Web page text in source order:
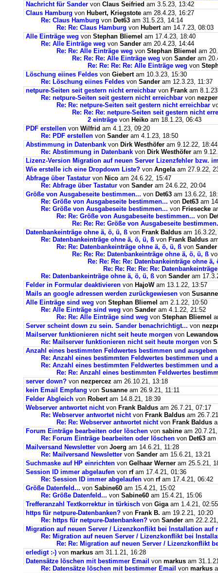
Nachricht für Sander von Claus Seifried am 3.5.23, 13:42
Claus Hamburg von Hubert, Kriegstote am 28.4.23, 16:27
Re: Claus Hamburg von Det63 am 31.5.23, 14:14
Re: Re: Claus Hamburg von Hubertam 14.7.23, 08:03
Alle Einträge weg von Stephan Bliemel am 17.4.23, 18:40
Re: Alle Einträge weg von Sander am 20.4.23, 14:44
Re: Re: Alle Einträge weg von Stephan Bliemel am
Re: Re: Re: Alle Einträge weg von Sander am
Re: Re: Re: Re: Alle Einträge weg von
Löschung eiines Feldes von Giebertam 10.3.23, 15:30
Re: Löschung eiines Feldes von Sander am 12.3.23, 11:37
netpure-Seiten seit gestern nicht erreichbar von Frank am
Re: netpure-Seiten seit gestern nicht erreichbar von
Re: Re: netpure-Seiten seit gestern nicht erreichbar
Re: Re: Re: netpure-Seiten seit gestern nicht
2 einträge von Heiko am 18.1.23, 06:43
PDF erstellen von Wilfrid am 4.1.23, 09:20
Re: PDF erstellen von Sander am 4.1.23, 18:50
Abstimmung in Datenbank von Dirk Westhöfer am 9.12.22, 18:44
Re: Abstimmung in Datenbank von Dirk Westhöfer am
Lizenz-Version Migration auf neuen Server Lizenzfehler bzw.
Wie erstelle ich eine Dropdown Liste? von Angela am 27.9.22,
Abfrage über Tastatur von Nico am 24.6.22, 15:47
Re: Abfrage über Tastatur von Sander am 24.6.22, 20:04
Größe von Ausgabeseite bestimmen... von Det63 am 13.6.22,
Re: Größe von Ausgabeseite bestimmen... von Det63 am
Re: Größe von Ausgabeseite bestimmen... von Friesecke
Re: Re: Größe von Ausgabeseite bestimmen... von
Re: Re: Re: Größe von Ausgabeseite
Datenbankeinträge ohne ä, ö, ü, ß von Frank Baldus am
Re: Datenbankeinträge ohne ä, ö, ü, ß von Frank Baldus
Re: Re: Datenbankeinträge ohne ä, ö, ü, ß von Sander
Re: Re: Re: Datenbankeinträge ohne ä, ö, ü, ß
Re: Re: Re: Re: Datenbankeinträge ohne ä,
Re: Re: Re: Re: Re:
Re: Datenbankeinträge ohne ä, ö, ü, ß von Sander am
Felder in Formular deaktivieren von HajoWam 13.1.22, 13:57
Mails an google adressen werden zurückgewiesen von Susanne
Alle Einträge sind weg von Stephan Bliemel am 2.1.22, 10:50
Re: Alle Einträge sind weg von Sander am 4.1.22, 21:52
Re: Re: Alle Einträge sind weg von Stephan Bliemel
Server scheint down zu sein. Sander benachrichtigt... von
Mailserver funktionieren nicht seit heute morgen von
Re: Mailserver funktionieren nicht seit heute morgen von
Anzahl eines bestimmten Feldwertes bestimmen und ausgeben
Re: Anzahl eines bestimmten Feldwertes bestimmen und
Re: Anzahl eines bestimmten Feldwertes bestimmen und
Re: Re: Anzahl eines bestimmten Feldwertes
server down? von nezpercez am 26.10.21, 13:18
kein Email Empfang von Susanne am 26.9.21, 11:11
Felder Abgleich von Robertam 14.8.21, 18:39
Webserver antwortet nichtvon Frank Baldus am 26.7.21, 07:17
Re: Webserver antwortet nichtvon Frank Baldus am
Re: Re: Webserver antwortet nichtvon Frank Baldus
Forum Einträge bearbeiten oder löschen von sabine am
Re: Forum Einträge bearbeiten oder löschen von Det63 am
Mailversand Newsletter von Joerg am 14.6.21, 11:28
Re: Mailversand Newsletter von Sander am 15.6.21, 13:21
Suchmaske auf HP einrichten von Gelhaar Werner am 25.5.21,
Session ID immer abgelaufen von rfam 17.4.21, 01:36
Re: Session ID immer abgelaufen von rfam 17.4.21, 06:42
Größe Datenfeld... von Sabine60 am 15.4.21, 15:02
Re: Größe Datenfeld... von Sabine60 am 15.4.21, 15:06
Trefferanzahl Textkorrektur in türkisch von Gigaam 1.4.21, 02:55
https für netpure-Datenbanken? von Frank B. am 19.2.21, 10:20
Re: https für netpure-Datenbanken? von Sander am
Migration auf neuen Server / Lizenzkonflikt bei Installation auf
Re: Migration auf neuen Server / Lizenzkonflikt bei
Re: Re: Migration auf neuen Server / Lizenzkonflikt
erledigt :-) von markus am 31.1.21, 16:28
Datensätze löschen mit bestimmer Email von markus am
Re: Datensätze löschen mit bestimmer Email von markus